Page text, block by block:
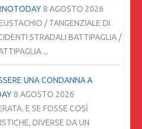
8 AGOSTO 2026
/ TANGENZIALE DI
STRADALI BATTIPAGLIA /
...
UNA CONDANNA A
8 AGOSTO 2026
E SE FOSSE COSÌ
DIVERSE DA UN